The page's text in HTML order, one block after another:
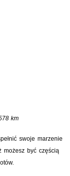
km
swoje marzenie
możesz być częścią